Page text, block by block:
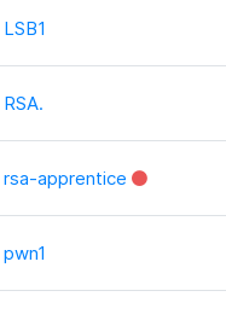
LSB1
RSA.
rsa-apprentice
pwn1